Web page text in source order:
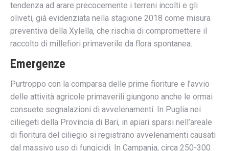
tendenza ad arare precocemente i terreni incolti e gli
oliveti, già evidenziata nella stagione 2018 come misura
preventiva della Xylella, che rischia di compromettere il
raccolto di millefiori primaverile da flora spontanea.
Emergenze
Purtroppo con la comparsa delle prime fioriture e l’avvio
delle attività agricole primaverili giungono anche le ormai
consuete segnalazioni di avvelenamenti. In Puglia nei
ciliegeti della Provincia di Bari, in apiari sparsi nell’areale
di fioritura del ciliegio si registrano avvelenamenti causati
dal massivo uso di fungicidi. In Campania, circa 250-300